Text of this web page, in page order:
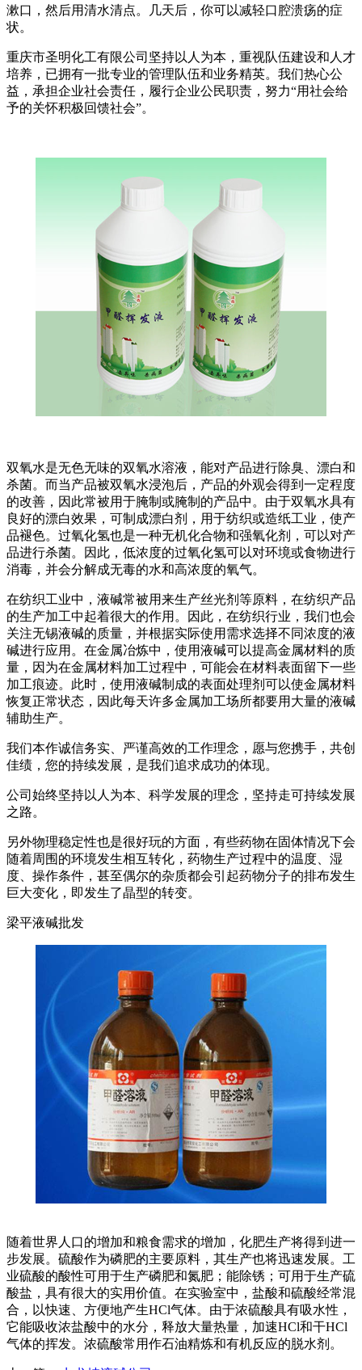
漱口，然后用清水清点。几天后，你可以减轻口腔溃疡的症
状。
重庆市圣明化工有限公司坚持以人为本，重视队伍建设和人才
培养，已拥有一批专业的管理队伍和业务精英。我们热心公
益，承担企业社会责任，履行企业公民职责，努力“用社会给
予的关怀积极回馈社会”。
双氧水是无色无味的双氧水溶液，能对产品进行除臭、漂白和
杀菌。而当产品被双氧水浸泡后，产品的外观会得到一定程度
的改善，因此常被用于腌制或腌制的产品中。由于双氧水具有
良好的漂白效果，可制成漂白剂，用于纺织或造纸工业，使产
品褪色。过氧化氢也是一种无机化合物和强氧化剂，可以对产
品进行杀菌。因此，低浓度的过氧化氢可以对环境或食物进行
消毒，并会分解成无毒的水和高浓度的氧气。
在纺织工业中，液碱常被用来生产丝光剂等原料，在纺织产品
的生产加工中起着很大的作用。因此，在纺织行业，我们也会
关注无锡液碱的质量，并根据实际使用需求选择不同浓度的液
碱进行应用。在金属冶炼中，使用液碱可以提高金属材料的质
量，因为在金属材料加工过程中，可能会在材料表面留下一些
加工痕迹。此时，使用液碱制成的表面处理剂可以使金属材料
恢复正常状态，因此每天许多金属加工场所都要用大量的液碱
辅助生产。
我们本作诚信务实、严谨高效的工作理念，愿与您携手，共创
佳绩，您的持续发展，是我们追求成功的体现。
公司始终坚持以人为本、科学发展的理念，坚持走可持续发展
之路。
另外物理稳定性也是很好玩的方面，有些药物在固体情况下会
随着周围的环境发生相互转化，药物生产过程中的温度、湿
度、操作条件，甚至偶尔的杂质都会引起药物分子的排布发生
巨大变化，即发生了晶型的转变。
梁平液碱批发
随着世界人口的增加和粮食需求的增加，化肥生产将得到进一
步发展。硫酸作为磷肥的主要原料，其生产也将迅速发展。工
业硫酸的酸性可用于生产磷肥和氮肥；能除锈；可用于生产硫
酸盐，具有很大的实用价值。在实验室中，盐酸和硫酸经常混
合，以快速、方便地产生HCl气体。由于浓硫酸具有吸水性，
它能吸收浓盐酸中的水分，释放大量热量，加速HCl和干HCl
气体的挥发。浓硫酸常用作石油精炼和有机反应的脱水剂。